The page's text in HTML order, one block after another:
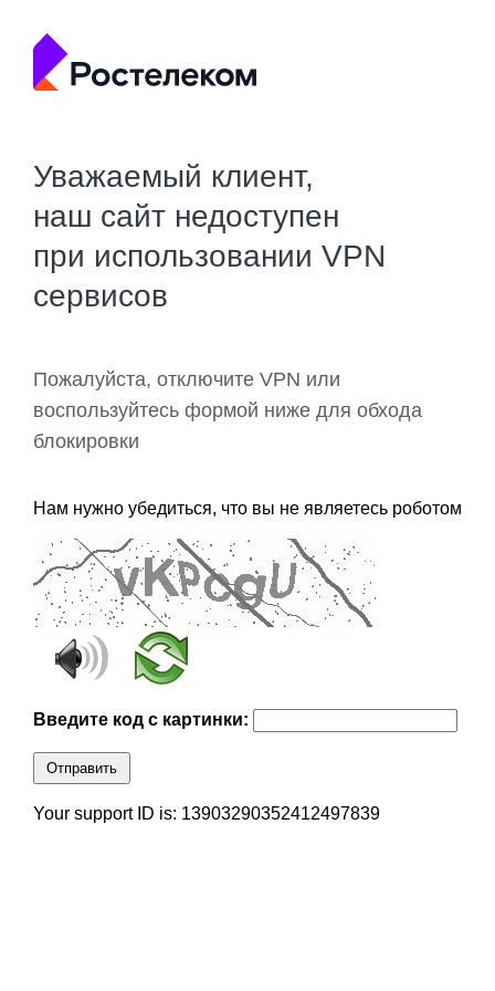
Уважаемый клиент,
наш сайт недоступен
при использовании VPN
сервисов
Пожалуйста, отключите VPN или
воспользуйтесь формой ниже для обхода
блокировки
Нам нужно убедиться, что вы не являетесь роботом
Введите код с картинки:
Отправить
Your support ID is: 13903290352412497839